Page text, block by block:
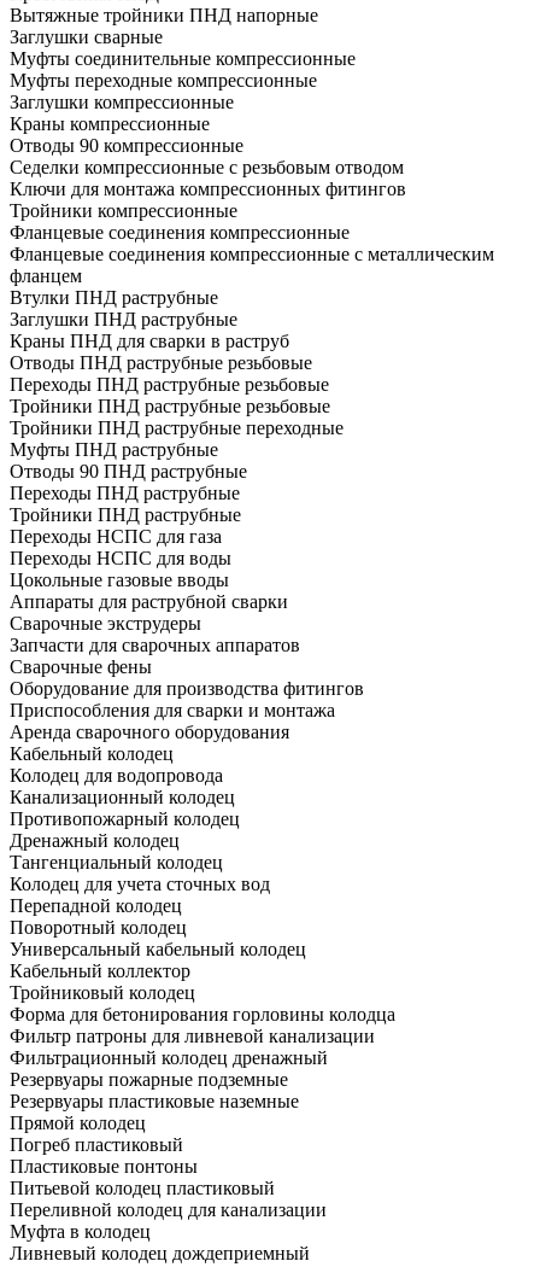
Вытяжные тройники ПНД напорные
Заглушки сварные
Муфты соединительные компрессионные
Муфты переходные компрессионные
Заглушки компрессионные
Краны компрессионные
Отводы 90 компрессионные
Седелки компрессионные с резьбовым отводом
Ключи для монтажа компрессионных фитингов
Тройники компрессионные
Фланцевые соединения компрессионные
Фланцевые соединения компрессионные с металлическим
фланцем
Втулки ПНД раструбные
Заглушки ПНД раструбные
Краны ПНД для сварки в раструб
Отводы ПНД раструбные резьбовые
Переходы ПНД раструбные резьбовые
Тройники ПНД раструбные резьбовые
Тройники ПНД раструбные переходные
Муфты ПНД раструбные
Отводы 90 ПНД раструбные
Переходы ПНД раструбные
Тройники ПНД раструбные
Переходы НСПС для газа
Переходы НСПС для воды
Цокольные газовые вводы
Аппараты для раструбной сварки
Сварочные экструдеры
Запчасти для сварочных аппаратов
Сварочные фены
Оборудование для производства фитингов
Приспособления для сварки и монтажа
Аренда сварочного оборудования
Кабельный колодец
Колодец для водопровода
Канализационный колодец
Противопожарный колодец
Дренажный колодец
Тангенциальный колодец
Колодец для учета сточных вод
Перепадной колодец
Поворотный колодец
Универсальный кабельный колодец
Кабельный коллектор
Тройниковый колодец
Форма для бетонирования горловины колодца
Фильтр патроны для ливневой канализации
Фильтрационный колодец дренажный
Резервуары пожарные подземные
Резервуары пластиковые наземные
Прямой колодец
Погреб пластиковый
Пластиковые понтоны
Питьевой колодец пластиковый
Переливной колодец для канализации
Муфта в колодец
Ливневый колодец дождеприемный